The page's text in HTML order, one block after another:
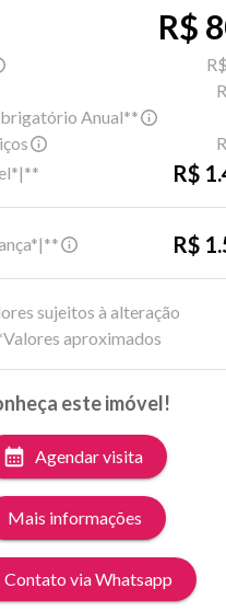
R$
Anual**
R$
R$
sujeitos à alteração
aproximados
este imóvel!
Agendar visita
Mais informações
Contato via Whatsapp